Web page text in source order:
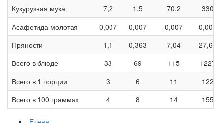
Кукурузная мука
7,2 1,5 70,2
330
Асафетида молотая
0,007 0,007 0,007
0,007
Пряности
1,1 0,363 7,04
27,61
Всего в блюде
33 69 115
1227
Всего в 1 порции
3 6 11
122
Всего в 100 граммах
4 8 14 155
Елена